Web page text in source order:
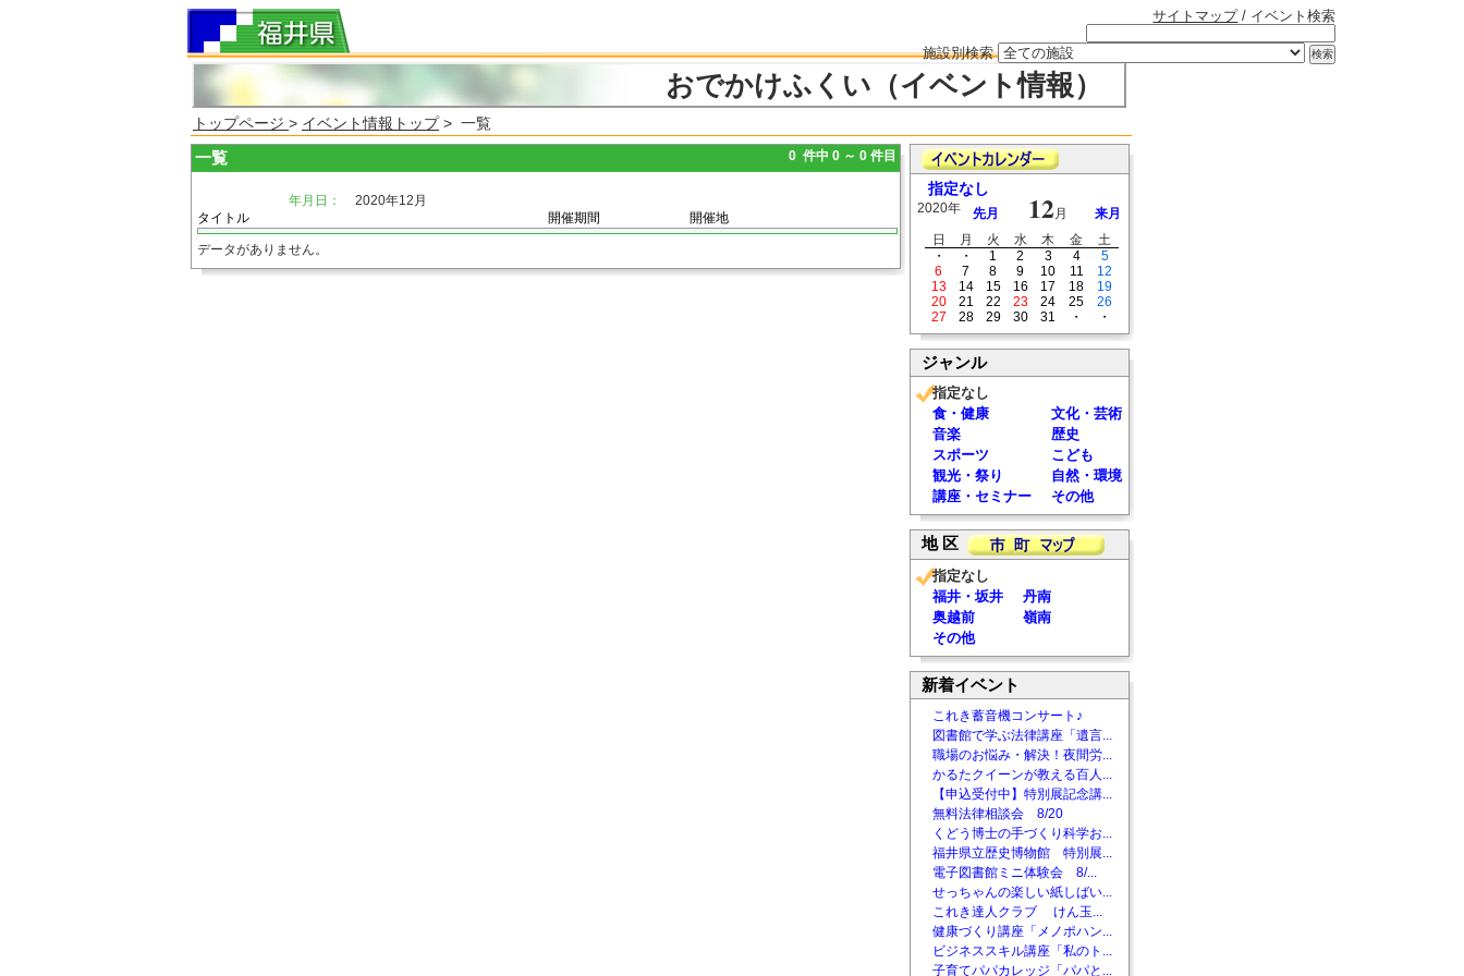
サイトマップ/ イベント検索
施設別検索
おでかけふくい（イベント情報）
トップページ > イベント情報トップ> 一覧
一覧 0 件中 0 ～ 0 件目
年月日：
2020年12月
タイトル
開催期間 開催地
データがありません。
指定なし
2020年 先月 12月
来月
日
月 火 水 木 金
土
・
・ 1 2 3 4
5
6
7 8 9 10 11
12
13
14 15 16 17 18
19
20
21 22 23 24 25
26
27
28 29 30 31 ・ ・
ジャンル
指定なし
食・健康
文化・芸術
音楽
歴史
スポーツ
こども
観光・祭り
自然・環境
講座・セミナー
その他
地 区
指定なし
福井・坂井
丹南
奥越前
嶺南
その他
新着イベント
これき蓄音機コンサート♪
図書館で学ぶ法律講座「遺言...
職場のお悩み・解決！夜間労...
かるたクイーンが教える百人...
【申込受付中】特別展記念講...
無料法律相談会 8/20
くどう博士の手づくり科学お...
福井県立歴史博物館 特別展...
電子図書館ミニ体験会 8/...
せっちゃんの楽しい紙しばい...
これき達人クラブ けん玉...
健康づくり講座「メノポハン...
ビジネススキル講座「私のト...
子育てパパカレッジ「パパと...